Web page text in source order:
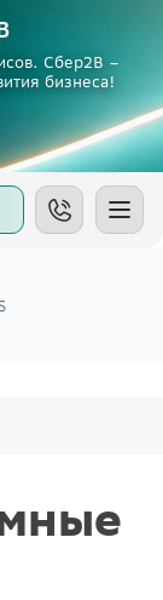
Сбер2В –
бизнеса!